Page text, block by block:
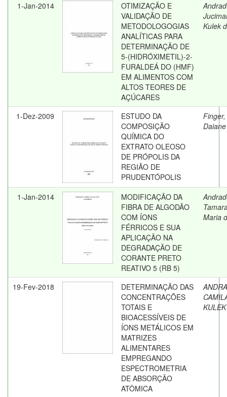
1-Jan-2014
OTIMIZAÇÃO E
VALIDAÇÃO DE
METODOLOGOGIAS
ANALÍTICAS PARA
DETERMINAÇÃO DE
5-(HIDRÓXIMETIL)-2-
FURALDEÁ DO (HMF)
EM ALIMENTOS COM
ALTOS TEORES DE
AÇÚCARES
Kulek
1-Dez-2009
ESTUDO DA
COMPOSIÇÃO
QUÍMICA DO
EXTRATO OLEOSO
DE PRÓPOLIS DA
REGIÃO DE
PRUDENTÓPOLIS
Finger,
Daiane
1-Jan-2014
MODIFICAÇÃO DA
FIBRA DE ALGODÃO
COM ÍONS
FÉRRICOS E SUA
APLICAÇÃO NA
DEGRADAÇÃO DE
CORANTE PRETO
REATIVO 5 (RB 5)
Maria
19-Fev-2018
DETERMINAÇÃO DAS
CONCENTRAÇÕES
TOTAIS E
BIOACESSÍVEIS DE
ÍONS METÁLICOS EM
MATRIZES
ALIMENTARES
EMPREGANDO
ESPECTROMETRIA
DE ABSORÇÃO
ATÔMICA